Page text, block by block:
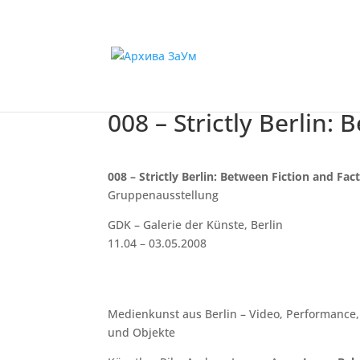
008 – Strictly Berlin:
008 – Strictly Berlin: Between Fiction and Fact
Gruppenausstellung
GDK – Galerie der Künste, Berlin
11.04 – 03.05.2008
Medienkunst aus Berlin – Video,
und Objekte